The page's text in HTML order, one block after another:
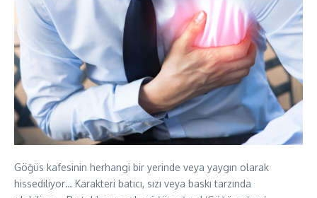
Göğüs kafesinin herhangi bir yerinde veya yaygın olarak
hissediliyor… Karakteri batıcı, sızı veya baskı tarzında